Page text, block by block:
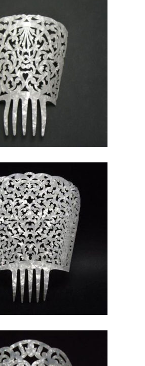
DE NÁCAR
61,00€
DE NÁCAR ALTA
PARA BODAS
50,80€